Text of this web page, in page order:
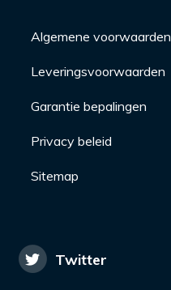
Algemene voorwaarden
Leveringsvoorwaarden
Garantie bepalingen
Privacy beleid
Sitemap
Twitter